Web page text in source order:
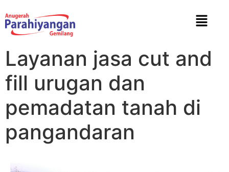
Layanan jasa cut and
fill urugan dan
pemadatan tanah di
pangandaran